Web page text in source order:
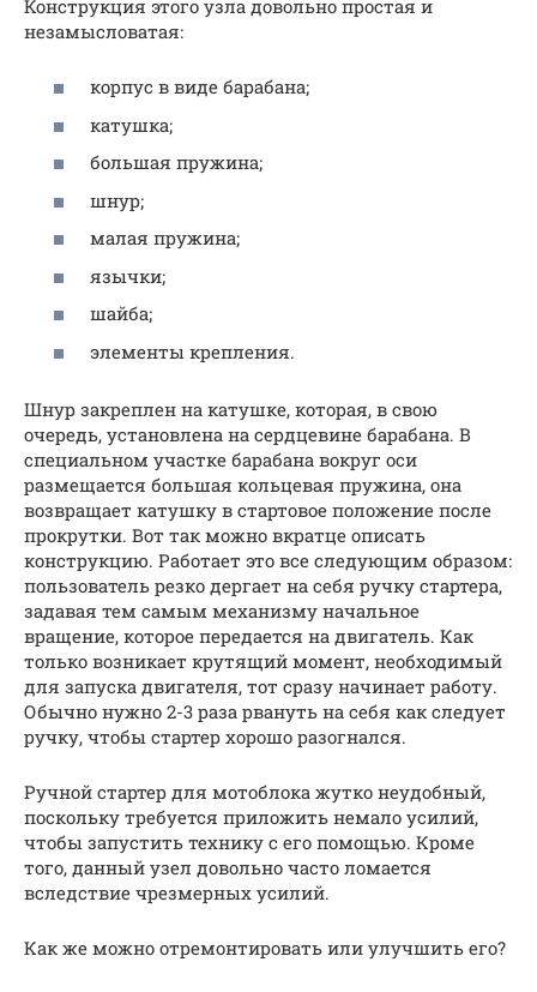
Конструкция этого узла довольно простая и
незамысловатая:
корпус в виде барабана;
катушка;
большая пружина;
шнур;
малая пружина;
язычки;
шайба;
элементы крепления.
Шнур закреплен на катушке, которая, в свою
очередь, установлена на сердцевине барабана. В
специальном участке барабана вокруг оси
размещается большая кольцевая пружина, она
возвращает катушку в стартовое положение после
прокрутки. Вот так можно вкратце описать
конструкцию. Работает это все следующим образом:
пользователь резко дергает на себя ручку стартера,
задавая тем самым механизму начальное
вращение, которое передается на двигатель. Как
только возникает крутящий момент, необходимый
для запуска двигателя, тот сразу начинает работу.
Обычно нужно 2-3 раза рвануть на себя как следует
ручку, чтобы стартер хорошо разогнался.
Ручной стартер для мотоблока жутко неудобный,
поскольку требуется приложить немало усилий,
чтобы запустить технику с его помощью. Кроме
того, данный узел довольно часто ломается
вследствие чрезмерных усилий.
Как же можно отремонтировать или улучшить его?